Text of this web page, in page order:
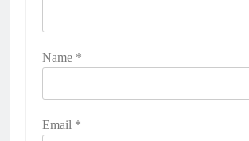
Name *
Email *